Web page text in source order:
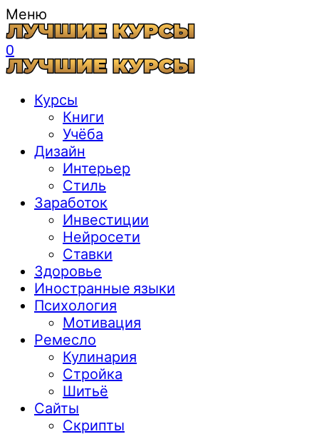
Меню
0
Курсы
Книги
Учёба
Дизайн
Интерьер
Стиль
Заработок
Инвестиции
Нейросети
Ставки
Здоровье
Иностранные языки
Психология
Мотивация
Ремесло
Кулинария
Стройка
Шитьё
Сайты
Скрипты